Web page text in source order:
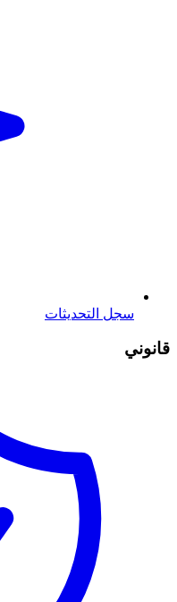
سجل التحديثات
قانوني